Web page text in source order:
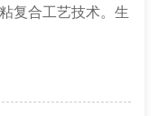
复合工艺技术。生
无纺布克重误差不